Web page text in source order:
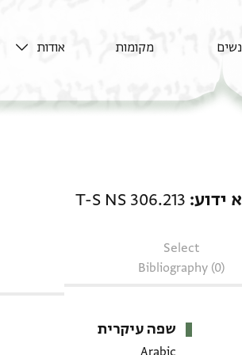
מקומות אודות
ידוע T-S NS 306.213
Select
Bibliography (0)
שפה עיקרית